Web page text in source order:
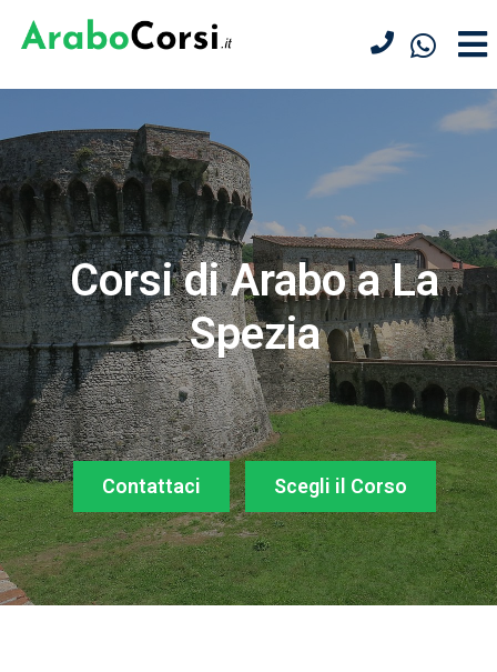
Corsi di Arabo a La
Spezia
Contattaci Scegli il Corso